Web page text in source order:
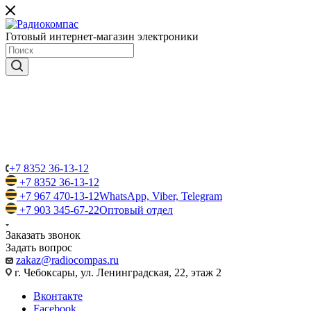
Готовый интернет-магазин электроники
+7 8352 36-13-12
+7 8352 36-13-12
+7 967 470-13-12WhatsApp, Viber, Telegram
+7 903 345-67-22Оптовый отдел
Заказать звонок
Задать вопрос
zakaz@radiocompas.ru
г. Чебоксары, ул. Ленинградская, 22, этаж 2
Вконтакте
Facebook